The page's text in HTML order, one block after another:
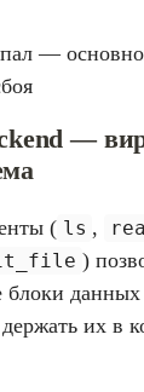
—
—
( ls ,
)
данных
их в